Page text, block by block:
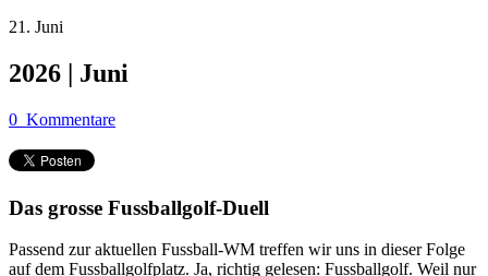
21. Juni
2026 | Juni
0 Kommentare
Das grosse Fussballgolf-Duell
Passend zur aktuellen Fussball-WM treffen wir uns in dieser Folge
auf dem Fussballgolfplatz. Ja, richtig gelesen: Fussballgolf. Weil nur